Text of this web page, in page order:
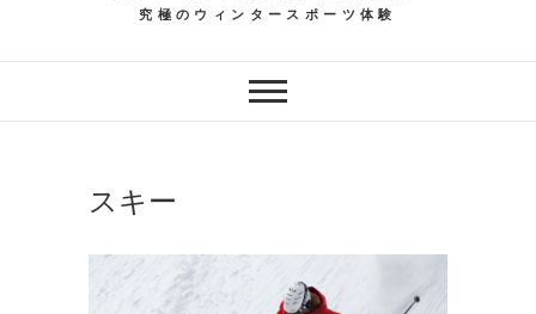
究極のウィンタースポーツ体験
スキー